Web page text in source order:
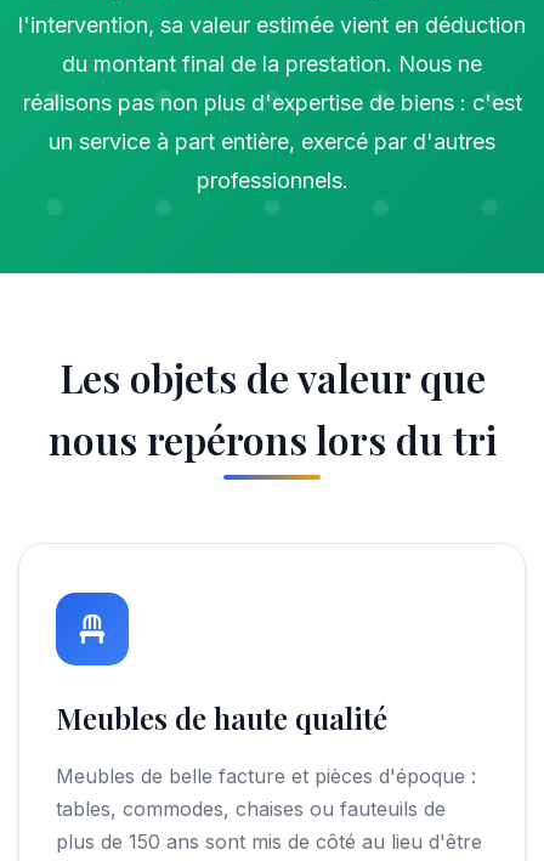
l'intervention, sa valeur estimée vient en déduction
du montant final de la prestation. Nous ne
réalisons pas non plus d'expertise de biens : c'est
un service à part entière, exercé par d'autres
professionnels.
Les objets de valeur que
nous repérons lors du tri
Meubles de haute qualité
Meubles de belle facture et pièces d'époque :
tables, commodes, chaises ou fauteuils de
plus de 150 ans sont mis de côté au lieu d'être